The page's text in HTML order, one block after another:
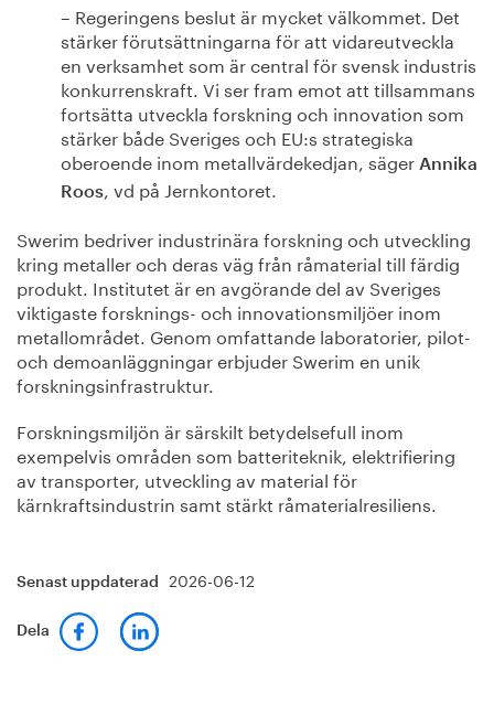
– Regeringens beslut är mycket välkommet. Det
stärker förutsättningarna för att vidareutveckla
en verksamhet som är central för svensk industris
konkurrenskraft. Vi ser fram emot att tillsammans
fortsätta utveckla forskning och innovation som
stärker både Sveriges och EU:s strategiska
oberoende inom metallvärdekedjan, säger Annika
Roos, vd på Jernkontoret.
Swerim bedriver industrinära forskning och utveckling
kring metaller och deras väg från råmaterial till färdig
produkt. Institutet är en avgörande del av Sveriges
viktigaste forsknings- och innovationsmiljöer inom
metallområdet. Genom omfattande laboratorier, pilot-
och demoanläggningar erbjuder Swerim en unik
forskningsinfrastruktur.
Forskningsmiljön är särskilt betydelsefull inom
exempelvis områden som batteriteknik, elektrifiering
av transporter, utveckling av material för
kärnkraftsindustrin samt stärkt råmaterialresiliens.
Senast uppdaterad 2026-06-12
Dela